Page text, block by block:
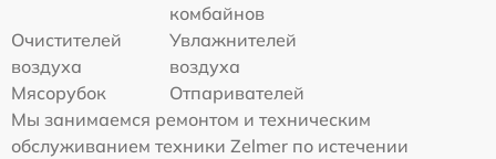
комбайнов
Очистителей
воздуха
Увлажнителей
воздуха
Мясорубок
Отпаривателей
Мы занимаемся ремонтом и техническим
обслуживанием техники Zelmer по истечении